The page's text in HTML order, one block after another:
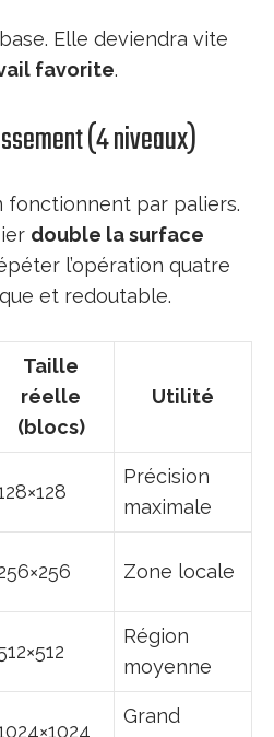
Elle deviendra vite
favorite.
(4 niveaux)
fonctionnent par paliers.
double la surface
l’opération quatre
et redoutable.
Taille
réelle
(blocs)
Utilité
Précision
maximale
Zone locale
Région
moyenne
Grand